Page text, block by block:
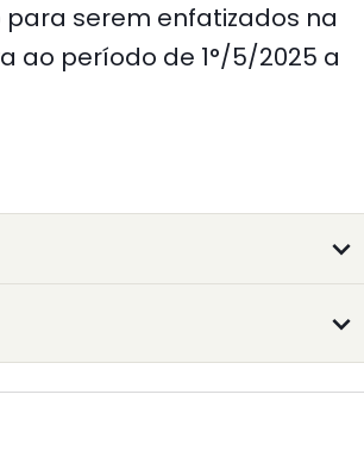
serem enfatizados na
ao período de 1°/5/2025 a